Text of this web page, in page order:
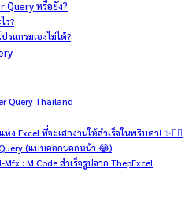
หรือยัง?
ร?
แกรมเองไม่ได้?
Query Thailand
ง Excel ที่จะเสกงานให้สำเร็จในพริบตา! ✨🧙‍♂️
(แบบออกนอกหน้า 😂)
: M Code สำเร็จรูปจาก ThepExcel